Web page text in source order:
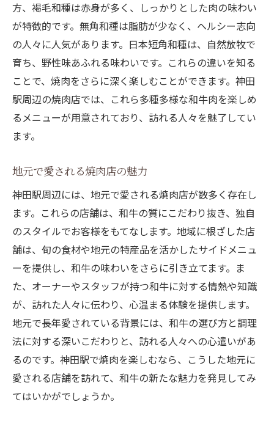
方、褐毛和種は赤身が多く、しっかりとした肉の味わい
が特徴的です。無角和種は脂肪が少なく、ヘルシー志向
の人々に人気があります。日本短角和種は、自然放牧で
育ち、野性味あふれる味わいです。これらの違いを知る
ことで、焼肉をさらに深く楽しむことができます。神田
駅周辺の焼肉店では、これら多種多様な和牛肉を楽しめ
るメニューが用意されており、訪れる人々を魅了してい
ます。
地元で愛される焼肉店の魅力
神田駅周辺には、地元で愛される焼肉店が数多く存在し
ます。これらの店舗は、和牛の質にこだわり抜き、独自
のスタイルでお客様をもてなします。地域に根ざした店
舗は、旬の食材や地元の特産品を活かしたサイドメニュ
ーを提供し、和牛の味わいをさらに引き立てます。ま
た、オーナーやスタッフが持つ和牛に対する情熱や知識
が、訪れた人々に伝わり、心温まる体験を提供します。
地元で長年愛されている背景には、和牛の選び方と調理
法に対する深いこだわりと、訪れる人々への心遣いがあ
るのです。神田駅で焼肉を楽しむなら、こうした地元に
愛される店舗を訪れて、和牛の新たな魅力を発見してみ
てはいかがでしょうか。